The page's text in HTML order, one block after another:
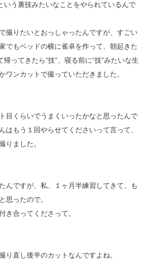
いう裏技みたいなことをやられているんで
撮りたいとおっしゃったんですが、すごい
でもベッドの横に雀卓を作って、朝起きた
帰ってきたら“技”、寝る前に“技”みたいな生
ワンカットで撮っていただきました。
目くらいでうまくいったかなと思ったんで
はもう１回やらせてくださいって言って、
りました。
んですが、私、１ヶ月半練習してきて、も
思ったので。
き合ってくださって。
り直し後半のカットなんですよね。